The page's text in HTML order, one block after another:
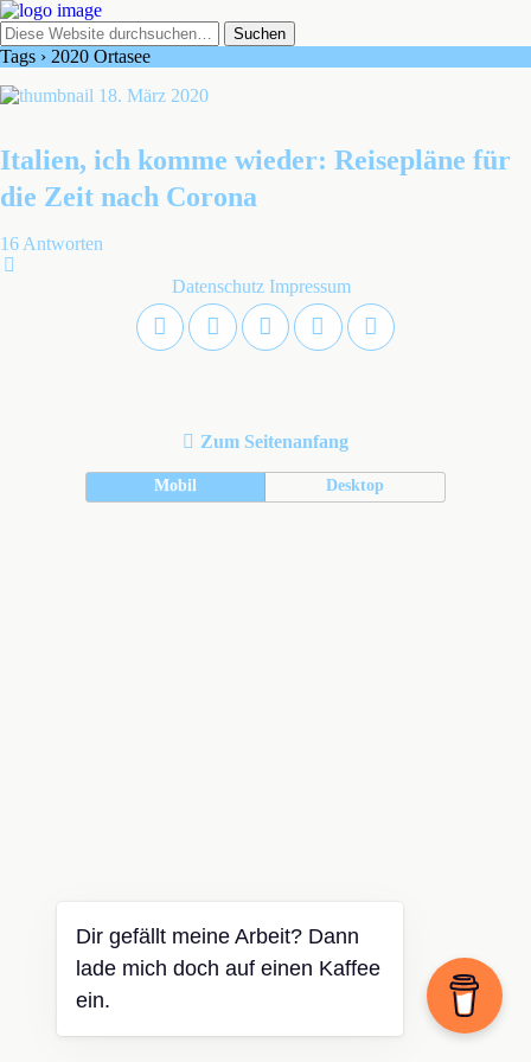
Tags › 2020 Ortasee
18. März 2020
Italien, ich komme wieder: Reisepläne für
die Zeit nach Corona
16 Antworten
Datenschutz Impressum
Zum Seitenanfang
Mobil Desktop
Dir gefällt meine Arbeit? Dann
lade mich doch auf einen Kaffee
ein.